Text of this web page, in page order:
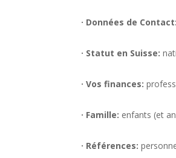
· Données de Contact:
· Statut en Suisse:
· Vos finances:
· Famille: enfants (et
· Références: